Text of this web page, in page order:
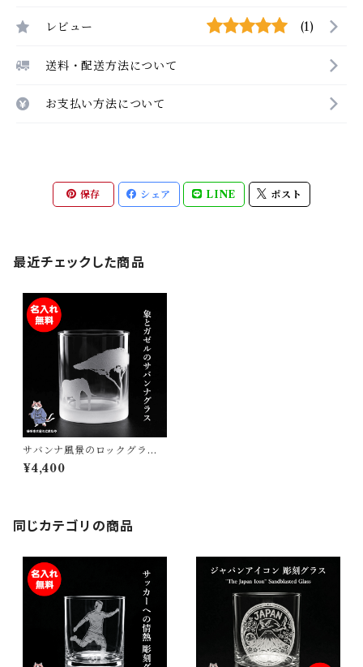
レビュー (1)
送料・配送方法について
お支払い方法について
保存 シェア LINE ポスト
最近チェックした商品
サバンナ風景のロックグラス S
avannah Rock Grass ゾウ・
ガゼル彫刻 手作りギフト 父の
¥4,400
同じカテゴリの商品